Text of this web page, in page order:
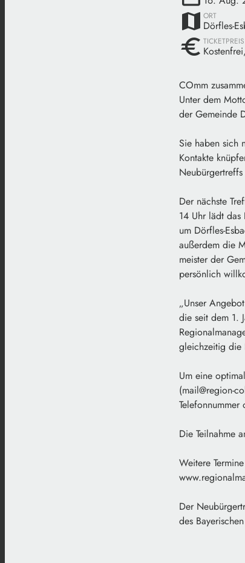
map ORT
Dörfles-
euro TICKETPREIS
COmm
Unter dem
der Gemeinde
Sie haben sich
Kontakte
Der nächste
14 Uhr lädt
um Dörfles-
außerdem die
meister der
persönlich
„Unser
die seit dem 1.
gleichzeitig die
Um eine
(mail@region-
Die Teilnahme
Weitere
Der
des